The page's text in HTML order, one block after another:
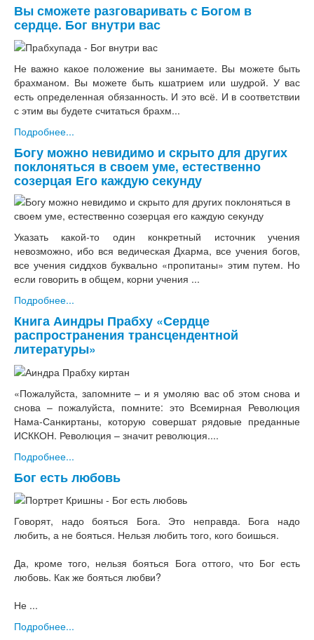
Вы сможете разговаривать с Богом в
сердце. Бог внутри вас
Не важно какое положение вы занимаете. Вы можете быть
брахманом. Вы можете быть кшатрием или шудрой. У вас
есть определенная обязанность. И это всё. И в соответствии
с этим вы будете считаться брахм...
Подробнее...
Богу можно невидимо и скрыто для других
поклоняться в своем уме, естественно
созерцая Его каждую секунду
Указать какой-то один конкретный источник учения
невозможно, ибо вся ведическая Дхарма, все учения богов,
все учения сиддхов буквально «пропитаны» этим путем. Но
если говорить в общем, корни учения ...
Подробнее...
Книга Аиндры Прабху «Сердце
распространения трансцендентной
литературы»
«Пожалуйста, запомните – и я умоляю вас об этом снова и
снова – пожалуйста, помните: это Всемирная Революция
Нама-Санкиртаны, которую совершат рядовые преданные
ИСККОН. Революция – значит революция....
Подробнее...
Бог есть любовь
Говорят, надо бояться Бога. Это неправда. Бога надо
любить, а не бояться. Нельзя любить того, кого боишься.
Да, кроме того, нельзя бояться Бога оттого, что Бог есть
любовь. Как же бояться любви?
Не ...
Подробнее...